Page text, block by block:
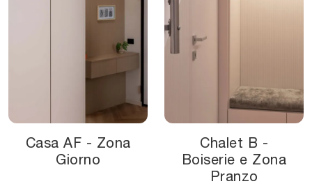
Casa AF - Zona
Giorno
Chalet B -
Boiserie e Zona
Pranzo